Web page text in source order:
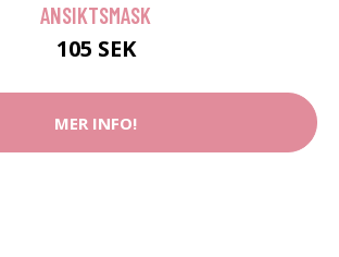
ANSIKTSMASK
105 SEK
MER INFO!